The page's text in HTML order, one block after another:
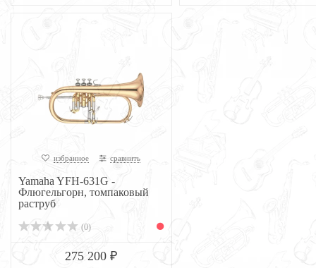
избранное сравнить
Yamaha YFH-631G -
Флюгельгорн, томпаковый
раструб
(0)
275 200 ₽